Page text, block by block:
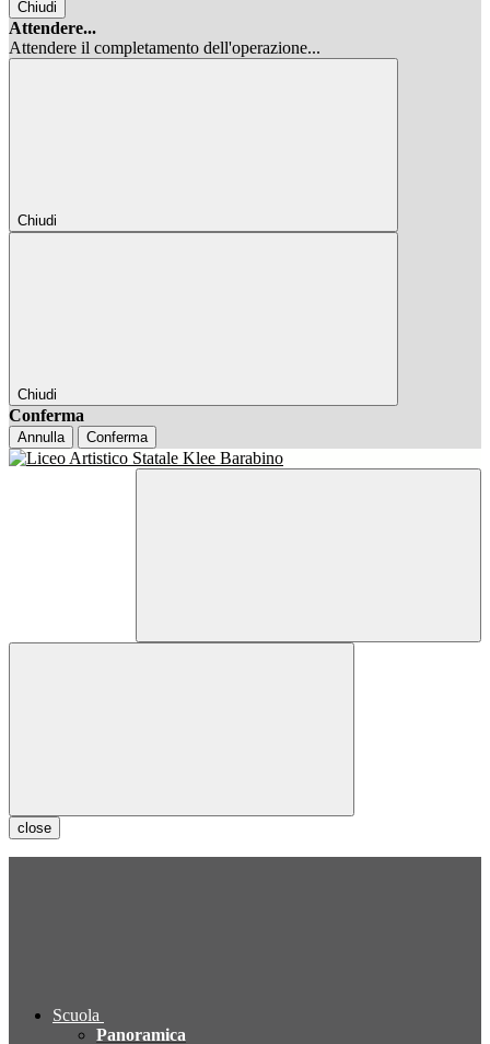
Chiudi
Attendere...
Attendere il completamento dell'operazione...
Chiudi
Chiudi
Conferma
Annulla Conferma
close
Scuola
Panoramica